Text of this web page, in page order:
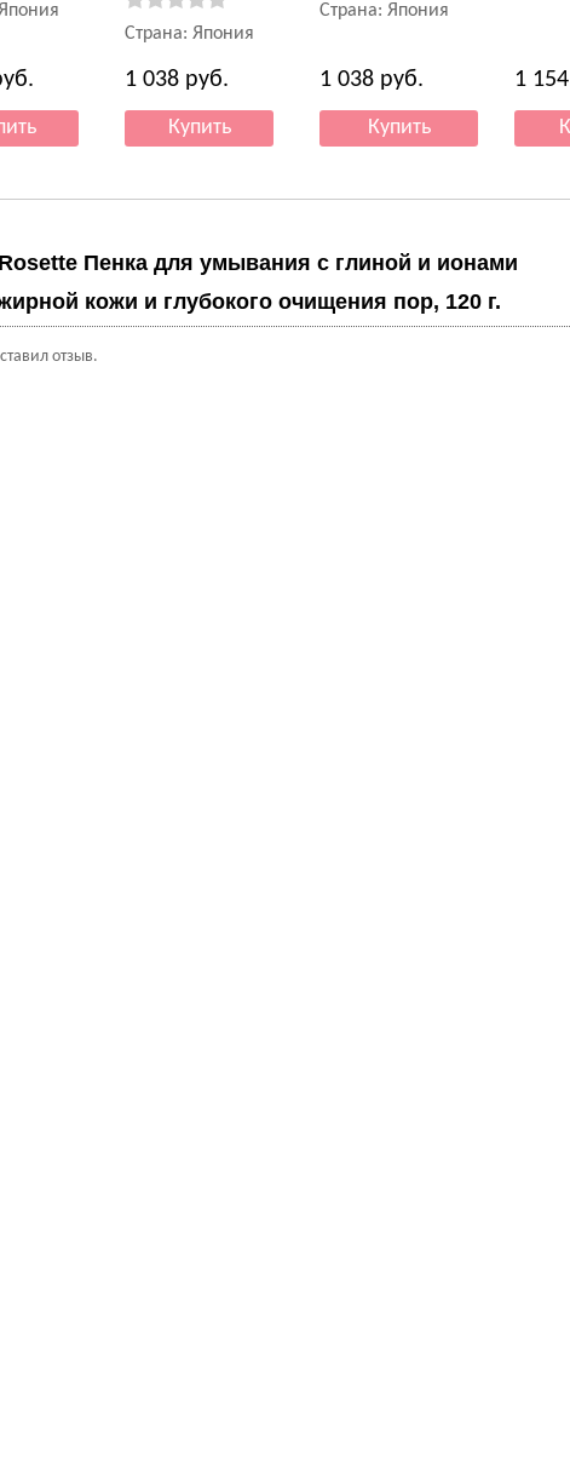
Страна: Япония
1 038 руб.
Страна: Япония
1 038 руб. 1 154
Rosette Пенка для умывания с глиной и ионами
кожи и глубокого очищения пор, 120 г.
отзыв.